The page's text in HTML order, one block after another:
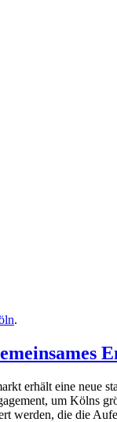
.
erhält eine neue
um Kölns
werden, die die